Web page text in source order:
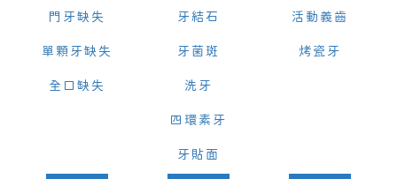
門牙缺失
單顆牙缺失
全口缺失
牙結石
牙菌斑
洗牙
四環素牙
牙貼面
活動義齒
烤瓷牙